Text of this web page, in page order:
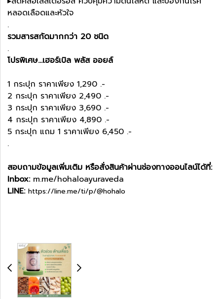
หลอดเลือดและหัวใจ
.
รวมสารสกัดมากกว่า 20 ชนิด
.
โปรพิเศษ...เฮอร์เบิล พลัส ออยล์
1 กระปุก ราคาเพียง 1,290 .-
2 กระปุก ราคาเพียง 2,490 .-
3 กระปุก ราคาเพียง 3,690 .-
4 กระปุก ราคาเพียง 4,890 .-
5 กระปุก แถม 1 ราคาเพียง 6,450 .-
.
สอบถามข้อมูลเพิ่มเติม หรือสั่งสินค้าผ่านช่องทางออนไลน์ได้ที่:
Inbox: m.me/hohaloayuraveda
LINE: https://line.me/ti/p/@hohalo